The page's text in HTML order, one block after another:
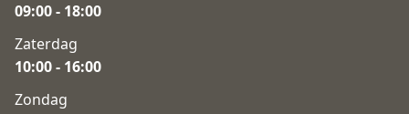
09:00 - 18:00
Zaterdag
10:00 - 16:00
Zondag